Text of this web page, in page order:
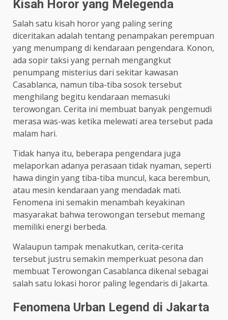
Kisah Horor yang Melegenda
Salah satu kisah horor yang paling sering
diceritakan adalah tentang penampakan perempuan
yang menumpang di kendaraan pengendara. Konon,
ada sopir taksi yang pernah mengangkut
penumpang misterius dari sekitar kawasan
Casablanca, namun tiba-tiba sosok tersebut
menghilang begitu kendaraan memasuki
terowongan. Cerita ini membuat banyak pengemudi
merasa was-was ketika melewati area tersebut pada
malam hari.
Tidak hanya itu, beberapa pengendara juga
melaporkan adanya perasaan tidak nyaman, seperti
hawa dingin yang tiba-tiba muncul, kaca berembun,
atau mesin kendaraan yang mendadak mati.
Fenomena ini semakin menambah keyakinan
masyarakat bahwa terowongan tersebut memang
memiliki energi berbeda.
Walaupun tampak menakutkan, cerita-cerita
tersebut justru semakin memperkuat pesona dan
membuat Terowongan Casablanca dikenal sebagai
salah satu lokasi horor paling legendaris di Jakarta.
Fenomena Urban Legend di Jakarta